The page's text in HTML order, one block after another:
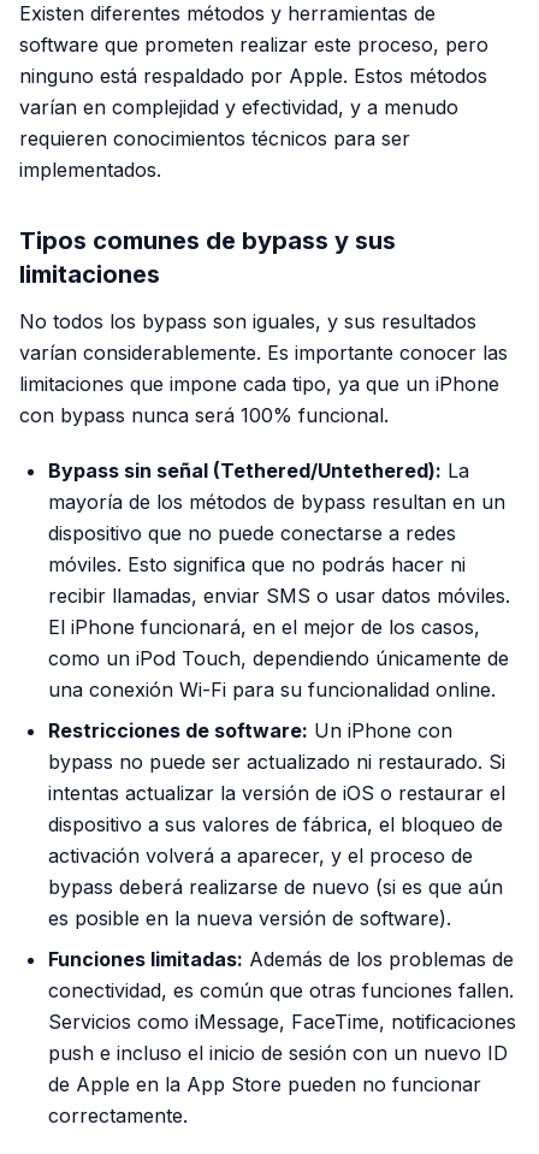
Existen diferentes métodos y herramientas de
software que prometen realizar este proceso, pero
ninguno está respaldado por Apple. Estos métodos
varían en complejidad y efectividad, y a menudo
requieren conocimientos técnicos para ser
implementados.
Tipos comunes de bypass y sus
limitaciones
No todos los bypass son iguales, y sus resultados
varían considerablemente. Es importante conocer las
limitaciones que impone cada tipo, ya que un iPhone
con bypass nunca será 100% funcional.
Bypass sin señal (Tethered/Untethered): La
mayoría de los métodos de bypass resultan en un
dispositivo que no puede conectarse a redes
móviles. Esto significa que no podrás hacer ni
recibir llamadas, enviar SMS o usar datos móviles.
El iPhone funcionará, en el mejor de los casos,
como un iPod Touch, dependiendo únicamente de
una conexión Wi-Fi para su funcionalidad online.
Restricciones de software: Un iPhone con
bypass no puede ser actualizado ni restaurado. Si
intentas actualizar la versión de iOS o restaurar el
dispositivo a sus valores de fábrica, el bloqueo de
activación volverá a aparecer, y el proceso de
bypass deberá realizarse de nuevo (si es que aún
es posible en la nueva versión de software).
Funciones limitadas: Además de los problemas de
conectividad, es común que otras funciones fallen.
Servicios como iMessage, FaceTime, notificaciones
push e incluso el inicio de sesión con un nuevo ID
de Apple en la App Store pueden no funcionar
correctamente.